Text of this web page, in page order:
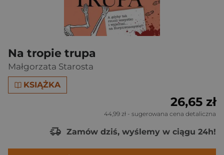
Na tropie trupa
Małgorzata Starosta
KSIĄŻKA
26,65 zł
44,99 zł - sugerowana cena detaliczna
Zamów dziś, wyślemy w ciągu 24h!